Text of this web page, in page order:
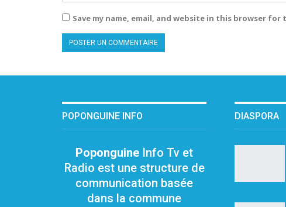
Save my name, email, and website in this browser
POPONGUINE INFO
Poponguine Info Tv et
Radio est une structure de
communication basée
dans la commune
DIASPORA